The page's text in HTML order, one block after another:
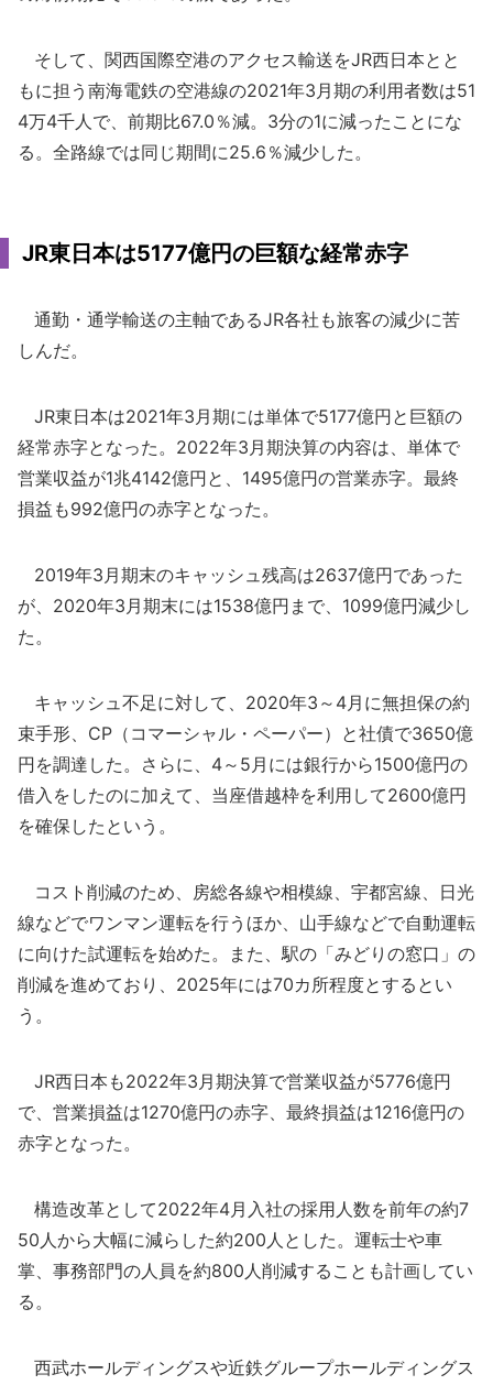
そして、関西国際空港のアクセス輸送をJR西日本とと
もに担う南海電鉄の空港線の2021年3月期の利用者数は51
4万4千人で、前期比67.0％減。3分の1に減ったことにな
る。全路線では同じ期間に25.6％減少した。
JR東日本は5177億円の巨額な経常赤字
通勤・通学輸送の主軸であるJR各社も旅客の減少に苦
しんだ。
JR東日本は2021年3月期には単体で5177億円と巨額の
経常赤字となった。2022年3月期決算の内容は、単体で
営業収益が1兆4142億円と、1495億円の営業赤字。最終
損益も992億円の赤字となった。
2019年3月期末のキャッシュ残高は2637億円であった
が、2020年3月期末には1538億円まで、1099億円減少し
た。
キャッシュ不足に対して、2020年3～4月に無担保の約
束手形、CP（コマーシャル・ペーパー）と社債で3650億
円を調達した。さらに、4～5月には銀行から1500億円の
借入をしたのに加えて、当座借越枠を利用して2600億円
を確保したという。
コスト削減のため、房総各線や相模線、宇都宮線、日光
線などでワンマン運転を行うほか、山手線などで自動運転
に向けた試運転を始めた。また、駅の「みどりの窓口」の
削減を進めており、2025年には70カ所程度とするとい
う。
JR西日本も2022年3月期決算で営業収益が5776億円
で、営業損益は1270億円の赤字、最終損益は1216億円の
赤字となった。
構造改革として2022年4月入社の採用人数を前年の約7
50人から大幅に減らした約200人とした。運転士や車
掌、事務部門の人員を約800人削減することも計画してい
る。
西武ホールディングスや近鉄グループホールディングス